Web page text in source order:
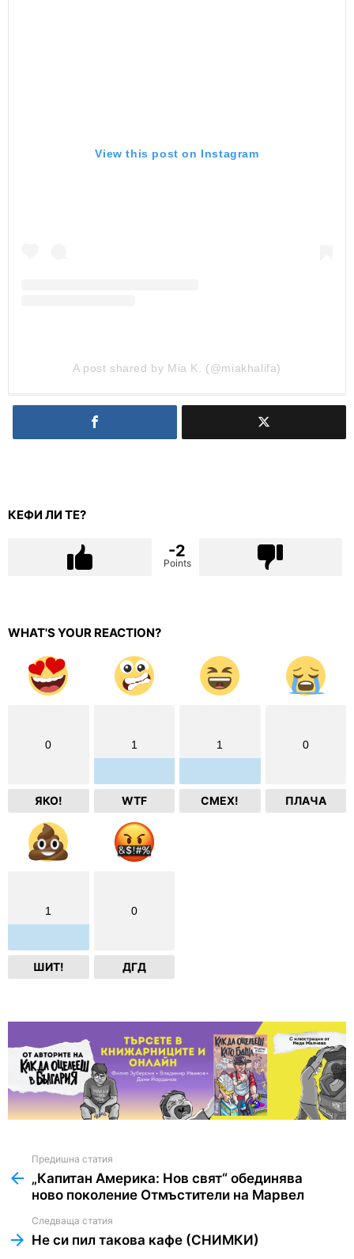
View this post on Instagram
A post shared by Mia K. (@miakhalifa)
КЕФИ ЛИ ТЕ?
-2
Points
WHAT'S YOUR REACTION?
0
ЯКО!
1
WTF
1
СМЕХ!
0
ПЛАЧА
1
ШИТ!
0
ДГД
more
Предишна статия
„Капитан Америка: Нов свят“ обединява
ново поколение Отмъстители на Марвел
Следваща статия
Не си пил такова кафе (СНИМКИ)